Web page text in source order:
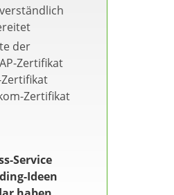
der
Zertifikat
Zertifikat
Zertifikat
Service
Ideen